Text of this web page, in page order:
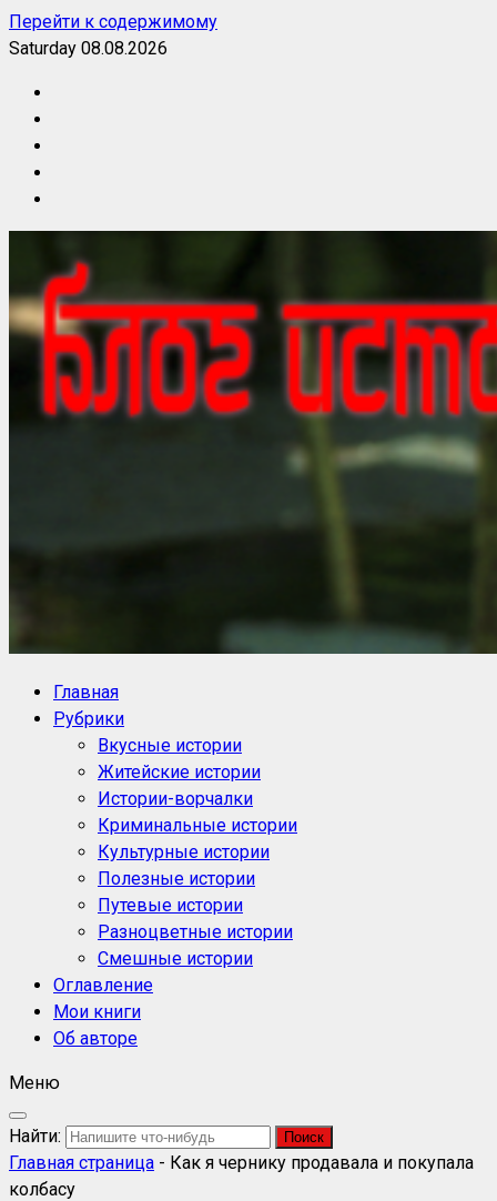
Перейти к содержимому
Saturday 08.08.2026
Блог историй NoorySan
Главная
Рубрики
Вкусные истории
Житейские истории
Истории-ворчалки
Криминальные истории
Культурные истории
Полезные истории
Путевые истории
Разноцветные истории
Смешные истории
Оглавление
Мои книги
Об авторе
Меню
Найти:
Главная страница - Как я чернику продавала и покупала
колбасу